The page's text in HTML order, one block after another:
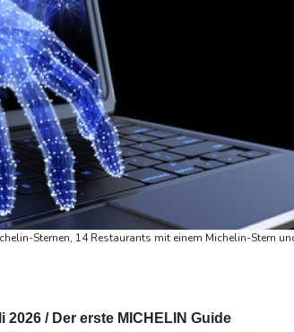
Sternen, 14 Restaurants mit einem Michelin-Stern
2026 / Der erste MICHELIN Guide